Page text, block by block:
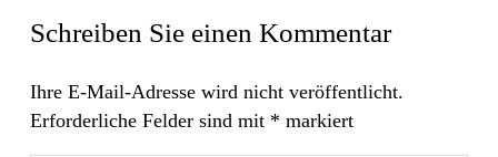
Schreiben Sie einen Kommentar
Ihre E-Mail-Adresse wird nicht veröffentlicht.
Erforderliche Felder sind mit * markiert